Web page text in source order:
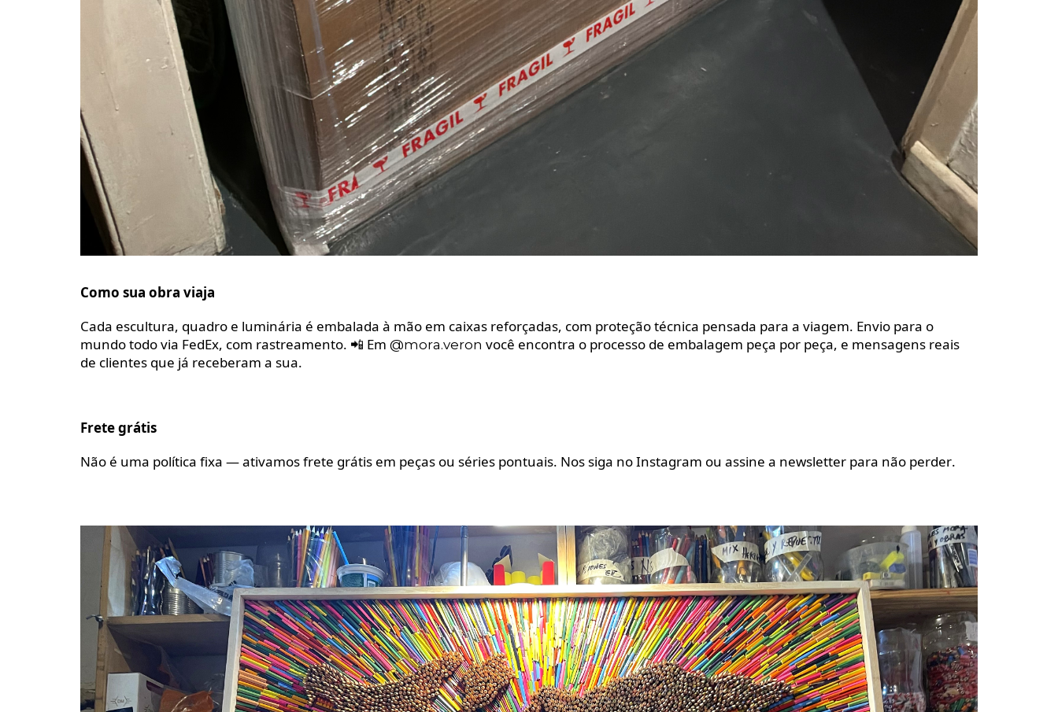
Como sua obra viaja
Cada escultura, quadro e luminária é embalada à mão em caixas reforçadas, com proteção técnica pensada para a viagem. Envio para o
mundo todo via FedEx, com rastreamento. 📲 Em @mora.veron você encontra o processo de embalagem peça por peça, e mensagens reais
de clientes que já receberam a sua.
Frete grátis
Não é uma política fixa — ativamos frete grátis em peças ou séries pontuais. Nos siga no Instagram ou assine a newsletter para não perder.